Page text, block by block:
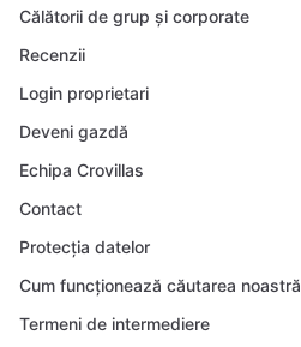
Călătorii de grup și corporate
Recenzii
Login proprietari
Deveni gazdă
Echipa Crovillas
Contact
Protecția datelor
Cum funcționează căutarea noastră
Termeni de intermediere